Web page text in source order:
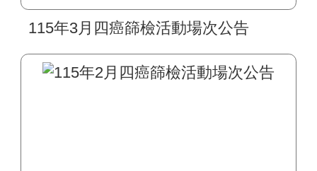
115年3月四癌篩檢活動場次公告